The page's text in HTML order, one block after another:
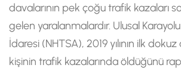
davalarının pek çoğu trafik kazaları
gelen yaralanmalardır. Ulusal
İdaresi (NHTSA), 2019 yılının ilk
kişinin trafik kazalarında öldüğünü